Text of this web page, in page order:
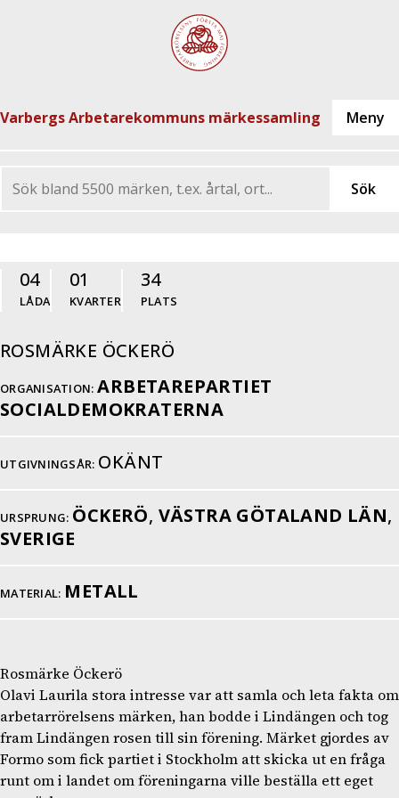
Varbergs Arbetarekommuns märkessamling
04
LÅDA
01
KVARTER
34
PLATS
ROSMÄRKE ÖCKERÖ
ORGANISATION: ARBETAREPARTIET
SOCIALDEMOKRATERNA
UTGIVNINGSÅR: OKÄNT
URSPRUNG: ÖCKERÖ, VÄSTRA GÖTALAND LÄN,
SVERIGE
MATERIAL: METALL
Rosmärke Öckerö
Olavi Laurila stora intresse var att samla och leta fakta om
arbetarrörelsens märken, han bodde i Lindängen och tog
fram Lindängen rosen till sin förening. Märket gjordes av
Formo som fick partiet i Stockholm att skicka ut en fråga
runt om i landet om föreningarna ville beställa ett eget